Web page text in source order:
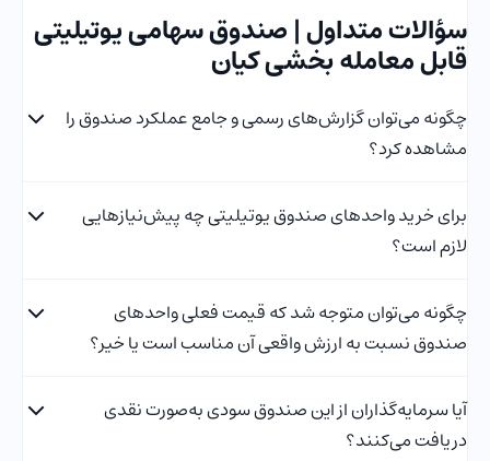
سؤالات متداول | صندوق سهامی یوتیلیتی
قابل معامله بخشی کیان
چگونه می‌توان گزارش‌های رسمی و جامع عملکرد صندوق را
مشاهده کرد؟
برای خرید واحدهای صندوق یوتیلیتی چه پیش‌نیازهایی
لازم است؟
چگونه می‌توان متوجه شد که قیمت فعلی واحدهای
صندوق نسبت به ارزش واقعی آن مناسب است یا خیر؟
آیا سرمایه‌گذاران از این صندوق سودی به‌صورت نقدی
دریافت می‌کنند؟